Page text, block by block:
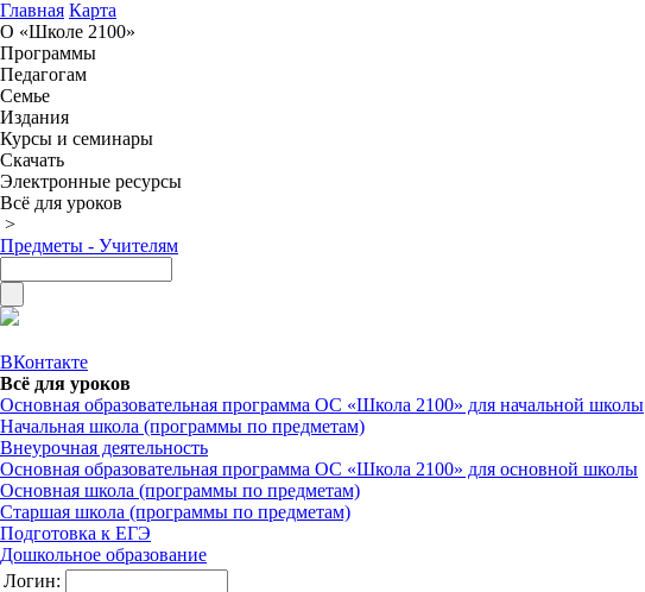
Главная Карта
О «Школе 2100»
Программы
Педагогам
Семье
Издания
Курсы и семинары
Скачать
Электронные ресурсы
Всё для уроков
>
Предметы - Учителям
ВКонтакте
Всё для уроков
Основная образовательная программа ОС «Школа 2100» для начальной школы
Начальная школа (программы по предметам)
Внеурочная деятельность
Основная образовательная программа ОС «Школа 2100» для основной школы
Основная школа (программы по предметам)
Старшая школа (программы по предметам)
Подготовка к ЕГЭ
Дошкольное образование
Логин: